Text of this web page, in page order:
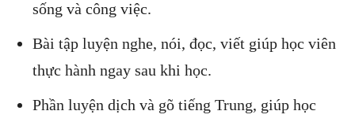
sống và công việc.
Bài tập luyện nghe, nói, đọc, viết giúp học viên
thực hành ngay sau khi học.
Phần luyện dịch và gõ tiếng Trung, giúp học